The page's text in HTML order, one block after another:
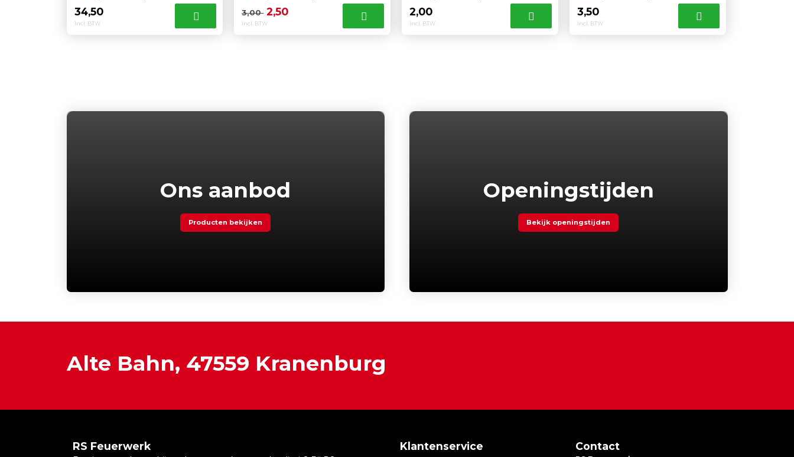
34,50
Incl. BTW
3,00 Oorspronkelijke
prijs
2,50
Incl. BTW
2,00
Incl. BTW
3,50
Incl. BTW
Ons aanbod
Producten bekijken
Openingstijden
Bekijk openingstijden
Alte Bahn, 47559 Kranenburg
RS Feuerwerk Klantenservice Contact